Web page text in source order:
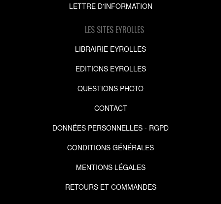
LETTRE D'INFORMATION
LES SITES EYROLLES
LIBRAIRIE EYROLLES
EDITIONS EYROLLES
QUESTIONS PHOTO
CONTACT
DONNÉES PERSONNELLES - RGPD
CONDITIONS GÉNÉRALES
MENTIONS LÉGALES
RETOURS ET COMMANDES